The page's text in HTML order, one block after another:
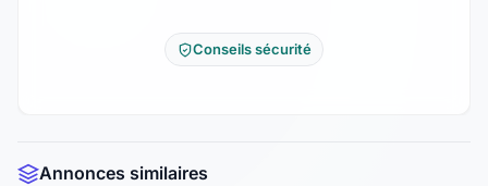
Conseils sécurité
Annonces similaires